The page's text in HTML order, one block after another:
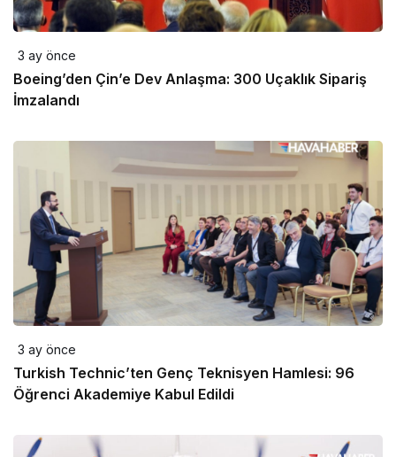
3 ay önce
Boeing’den Çin’e Dev Anlaşma: 300 Uçaklık Sipariş
İmzalandı
3 ay önce
Turkish Technic’ten Genç Teknisyen Hamlesi: 96
Öğrenci Akademiye Kabul Edildi